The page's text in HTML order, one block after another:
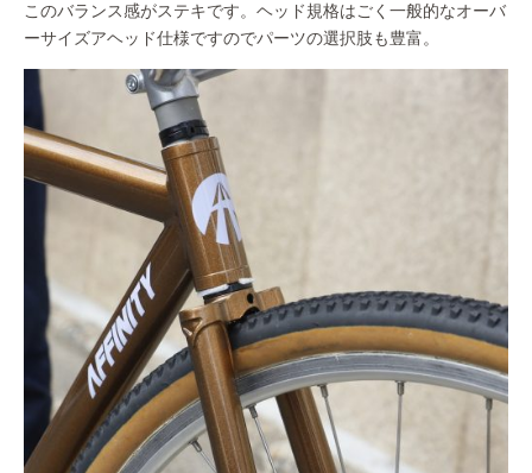
このバランス感がステキです。ヘッド規格はごく一般的なオーバ
ーサイズアヘッド仕様ですのでパーツの選択肢も豊富。